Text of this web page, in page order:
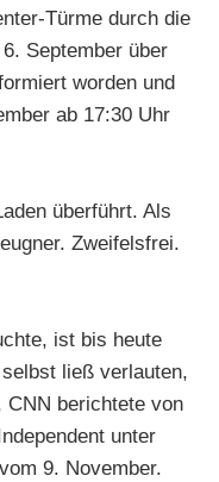
Türme durch die
September über
worden und
ab 17:30 Uhr
überführt. Als
Zweifelsfrei.
ist bis heute
ließ verlauten,
CNN berichtete von
unter
9. November.